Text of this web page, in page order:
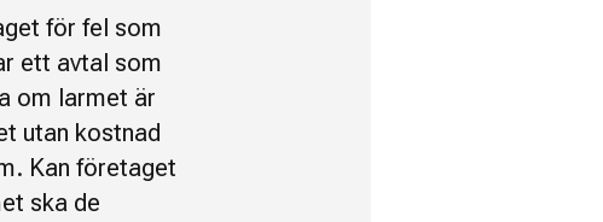
för fel som
ett avtal som
om larmet är
utan kostnad
Kan företaget
ska de